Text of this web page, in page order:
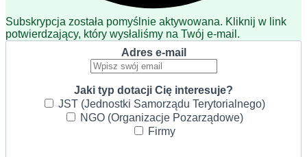
Subskrypcja została pomyślnie aktywowana. Kliknij w link
potwierdzający, który wysłaliśmy na Twój e-mail.
Adres e-mail
Jaki typ dotacji Cię interesuje?
JST (Jednostki Samorządu Terytorialnego)
NGO (Organizacje Pozarządowe)
Firmy